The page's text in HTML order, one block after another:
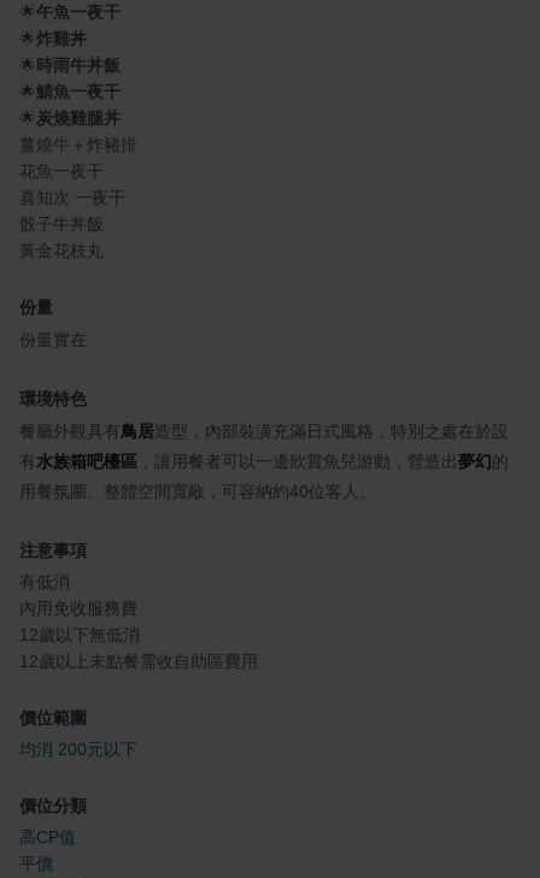
🌟午魚一夜干
🌟炸雞丼
🌟 時雨牛丼飯
🌟鯖魚一夜干
🌟炭燒雞腿丼
薑燒牛＋炸豬排
花魚一夜干
喜知次 一夜干
骰子牛丼飯
黃金花枝丸
份量
份量實在
環境特色
餐廳外觀具有 鳥居造型，內部裝潢充滿日式風格，特別之處在於設
有 水族箱吧檯區 ，讓用餐者可以一邊欣賞魚兒游動，營造出夢幻的
用餐氛圍。整體空間寬敞，可容納約40位客人。
注意事項
有低消
內用免收服務費
12歲以下無低消
12歲以上未點餐需收自助區費用
價位範圍
均消 200元以下
價位分類
高CP值
平價